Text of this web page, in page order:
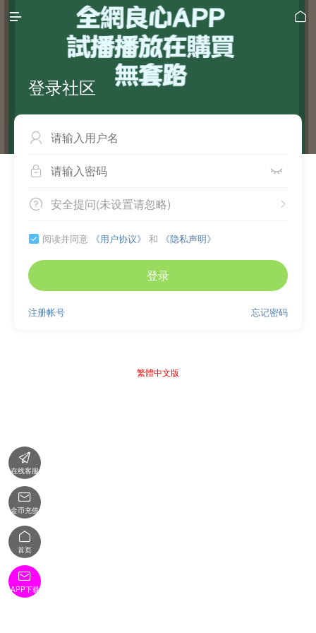
 
登录社区

 
 
安全提问(未设置请忽略)
 阅读并同意 《用户协议》 和 《隐私声明》
登录
忘记密码
注册帐号
繁體中文版

在线客服

金币充值

首页

APP下载